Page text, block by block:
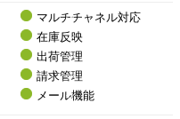
マルチチャネル対応
在庫反映
出荷管理
請求管理
メール機能